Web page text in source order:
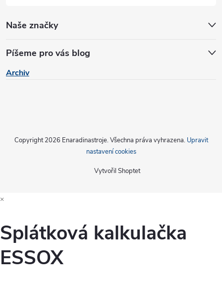
p
i
s
Naše značky
Píšeme pro vás blog
Archiv
Vytvořil Shoptet
Copyright 2026 Enaradinastroje. Všechna práva vyhrazena. Upravit
nastavení cookies
×
Splátková kalkulačka
ESSOX